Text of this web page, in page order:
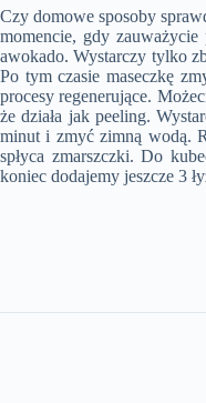
Czy domowe sposoby
momencie, gdy
awokado. Wystarczy tylko
Po tym czasie maseczkę
procesy regenerujące.
że działa jak peeling.
minut i zmyć zimną wodą.
spłyca zmarszczki. Do
koniec dodajemy jeszcze 3